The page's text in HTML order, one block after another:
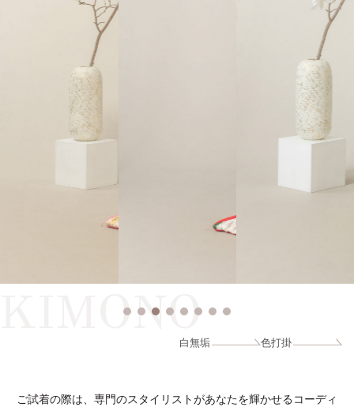
KIMONO
白無垢 色打掛
ご試着の際は、専門のスタイリストがあなたを輝かせるコーディ